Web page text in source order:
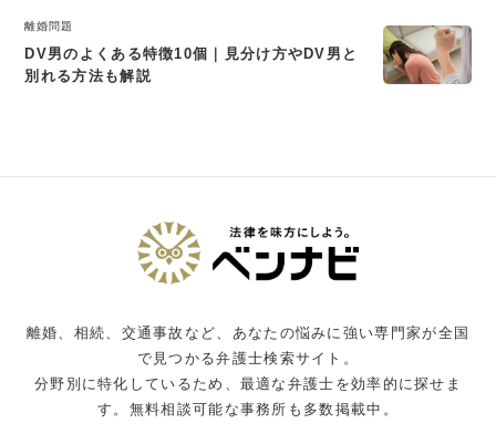
離婚問題
DV男のよくある特徴10個｜見分け方やDV男と
別れる方法も解説
離婚、相続、交通事故など、あなたの悩みに強い専門家が全国
で見つかる弁護士検索サイト。
分野別に特化しているため、最適な弁護士を効率的に探せま
す。無料相談可能な事務所も多数掲載中。